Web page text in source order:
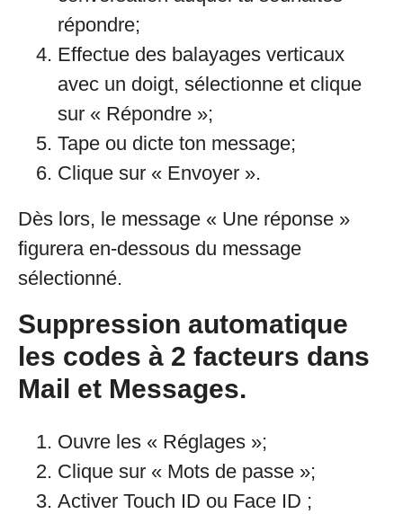
répondre;
Effectue des balayages verticaux
avec un doigt, sélectionne et clique
sur « Répondre »;
Tape ou dicte ton message;
Clique sur « Envoyer ».
Dès lors, le message « Une réponse »
figurera en-dessous du message
sélectionné.
Suppression automatique
les codes à 2 facteurs dans
Mail et Messages.
Ouvre les « Réglages »;
Clique sur « Mots de passe »;
Activer Touch ID ou Face ID ;